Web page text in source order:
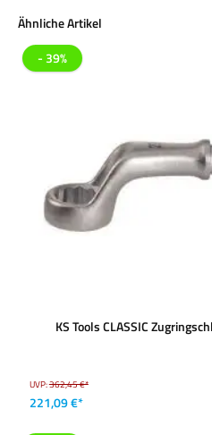
Produktgalerie überspringen
Ähnliche Artikel
- 39%
KS Tools CLASSIC
UVP:362,45 €*
221,09 €*